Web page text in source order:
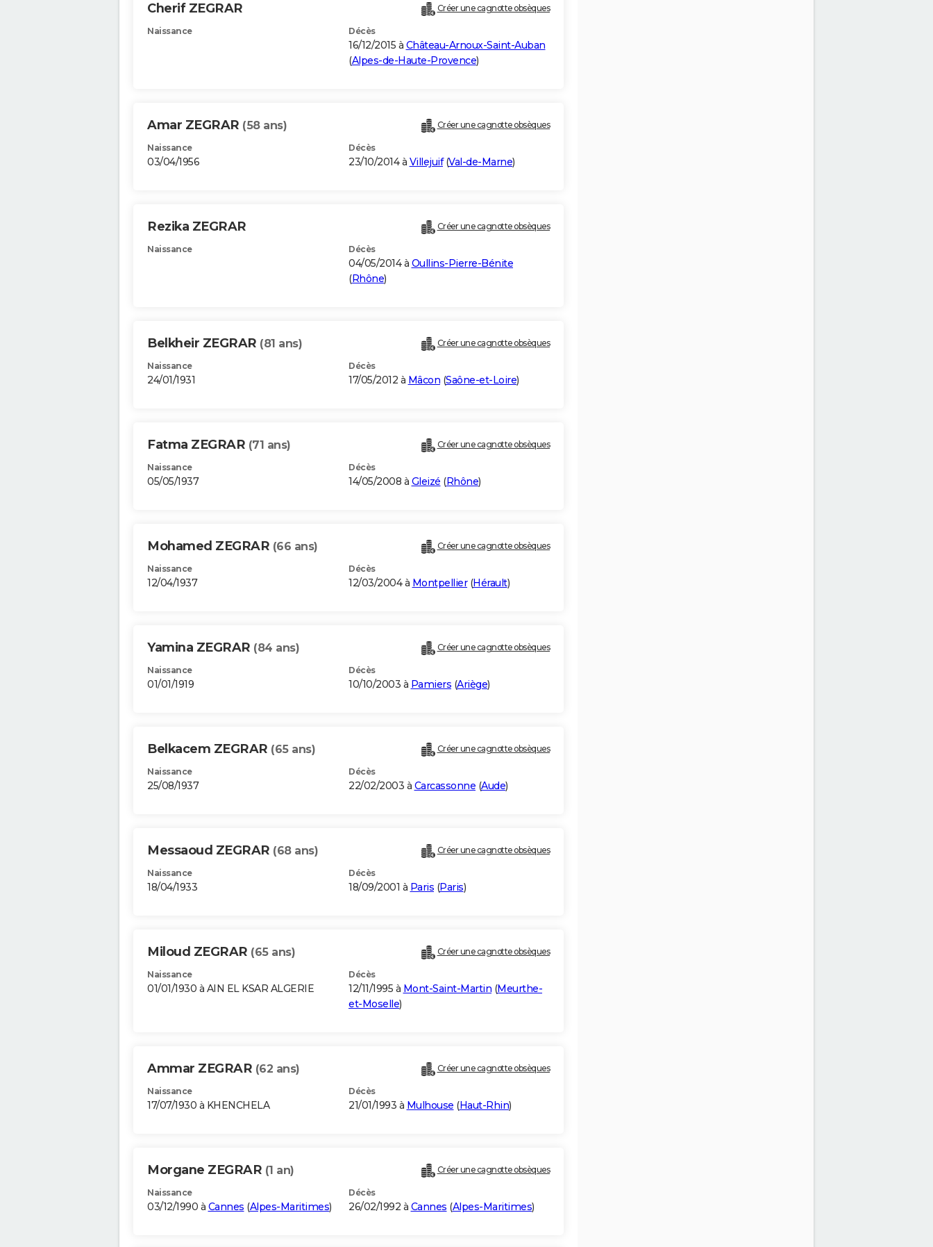
Cherif ZEGRAR Créer une cagnotte obsèques
Naissance Décès
16/12/2015 à Château-Arnoux-Saint-Auban
(Alpes-de-Haute-Provence)
Amar ZEGRAR (58 ans) Créer une cagnotte obsèques
Naissance
03/04/1956
Décès
23/10/2014 à Villejuif(Val-de-Marne)
Rezika ZEGRAR Créer une cagnotte obsèques
Naissance Décès
04/05/2014 à Oullins-Pierre-Bénite
(Rhône)
Belkheir ZEGRAR (81 ans) Créer une cagnotte obsèques
Naissance
24/01/1931
Décès
17/05/2012 à Mâcon (Saône-et-Loire)
Fatma ZEGRAR (71 ans) Créer une cagnotte obsèques
Naissance
05/05/1937
Décès
14/05/2008 à Gleizé (Rhône)
Mohamed ZEGRAR (66 ans) Créer une cagnotte obsèques
Naissance
12/04/1937
Décès
12/03/2004 à Montpellier(Hérault)
Yamina ZEGRAR (84 ans) Créer une cagnotte obsèques
Naissance
01/01/1919
Décès
10/10/2003 à Pamiers (Ariège)
Belkacem ZEGRAR (65 ans) Créer une cagnotte obsèques
Naissance
25/08/1937
Décès
22/02/2003 à Carcassonne (Aude)
Messaoud ZEGRAR (68 ans) Créer une cagnotte obsèques
Naissance
18/04/1933
Décès
18/09/2001 à Paris (Paris)
Miloud ZEGRAR (65 ans) Créer une cagnotte obsèques
Naissance
01/01/1930 à AIN EL KSAR ALGERIE
Décès
12/11/1995 à Mont-Saint-Martin (Meurthe-
et-Moselle)
Ammar ZEGRAR (62 ans) Créer une cagnotte obsèques
Naissance
17/07/1930 à KHENCHELA
Décès
21/01/1993 à Mulhouse (Haut-Rhin)
Morgane ZEGRAR (1 an) Créer une cagnotte obsèques
Naissance
03/12/1990 à Cannes (Alpes-Maritimes)
Décès
26/02/1992 à Cannes (Alpes-Maritimes)